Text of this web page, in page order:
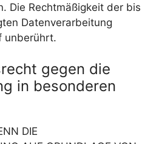
Die Rechtmäßigkeit der bis
Datenverarbeitung
unberührt.
gegen die
in besonderen
DIE